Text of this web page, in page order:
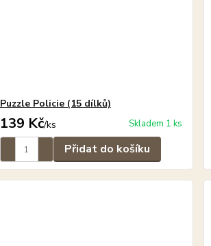
Puzzle Policie (15 dílků)
139 Kč/ks Skladem 1 ks
Přidat do košíku